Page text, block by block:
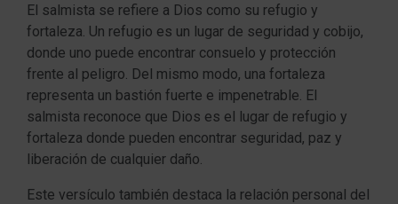
El salmista se refiere a Dios como su refugio y
fortaleza. Un refugio es un lugar de seguridad y cobijo,
donde uno puede encontrar consuelo y protección
frente al peligro. Del mismo modo, una fortaleza
representa un bastión fuerte e impenetrable. El
salmista reconoce que Dios es el lugar de refugio y
fortaleza donde pueden encontrar seguridad, paz y
liberación de cualquier daño.
Este versículo también destaca la relación personal del